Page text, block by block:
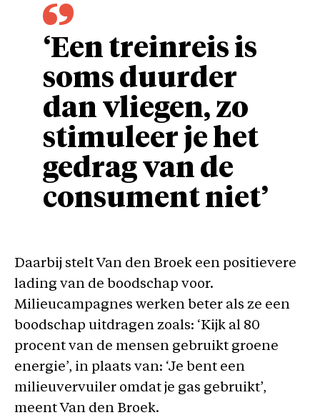
‘Een treinreis is
soms duurder
dan vliegen, zo
stimuleer je het
gedrag van de
consument niet’
Daarbij stelt Van den Broek een positievere
lading van de boodschap voor.
Milieucampagnes werken beter als ze een
boodschap uitdragen zoals: ‘Kijk al 80
procent van de mensen gebruikt groene
energie’, in plaats van: ‘Je bent een
milieuvervuiler omdat je gas gebruikt’,
meent Van den Broek.